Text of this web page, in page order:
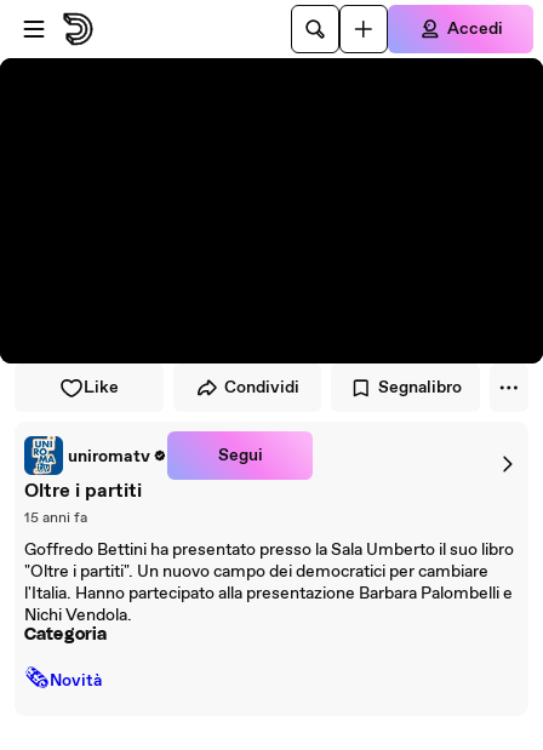
Vai al lettore
Passa al contenuto principale
Accedi
Like Condividi Segnalibro
uniromatv Segui
Oltre i partiti
15 anni fa
Goffredo Bettini ha presentato presso la Sala Umberto il suo libro
"Oltre i partiti". Un nuovo campo dei democratici per cambiare
l'Italia. Hanno partecipato alla presentazione Barbara Palombelli e
Nichi Vendola.
Categoria
🗞Novità